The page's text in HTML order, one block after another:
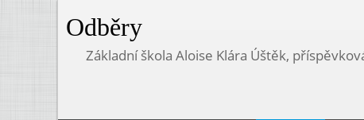
Odběry
Základní škola Aloise Klára Úštěk,